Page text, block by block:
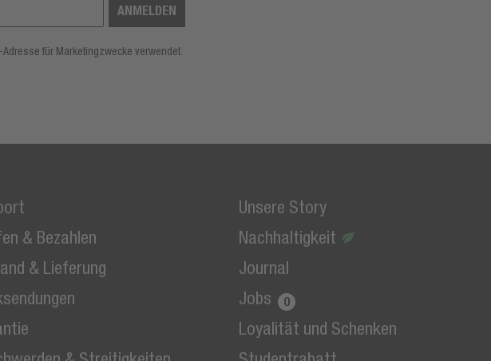
ANMELDEN
für Marketingzwecke verwendet.
& Bezahlen
& Lieferung
Unsere Story
Nachhaltigkeit
Journal
Jobs
Loyalität und Schenken